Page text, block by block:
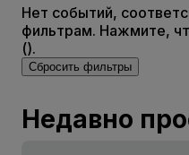
Нет событий,
фильтрам. Нажмите,
().
Сбросить фильтры
Недавно